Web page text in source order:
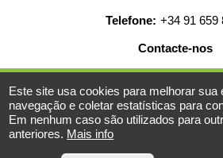
Telefone: +34 91 659
Contacte-nos
© 2019-2026 - Todos os
AJUDA EMPREGO MAPA WEB
Este site usa cookies para melhorar sua
navegação e coletar estatísticas para
Em nenhum caso são utilizados para
anteriores. Mais info